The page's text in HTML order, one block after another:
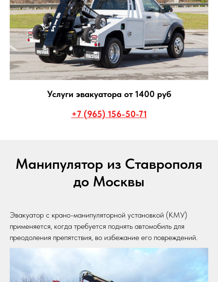
Услуги эвакуатора от 1400 руб
+7 (965) 156-50-71
Манипулятор из Ставрополя
до Москвы
Эвакуатор с крано-манипуляторной установкой (КМУ)
применяется, когда требуется поднять автомобиль для
преодоления препятствия, во избежание его повреждений.